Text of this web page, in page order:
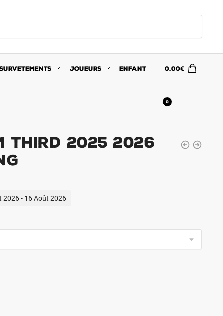
SURVETEMENTS JOUEURS ENFANT 0.00€
0
2025 2026
2026 - 16 Août 2026